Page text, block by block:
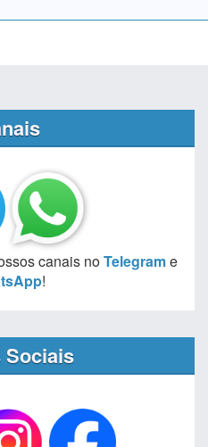
canais noTelegrame
!
Sociais